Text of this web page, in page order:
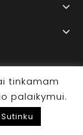
1-6
tinkamam
palaikymui.
Sutinku